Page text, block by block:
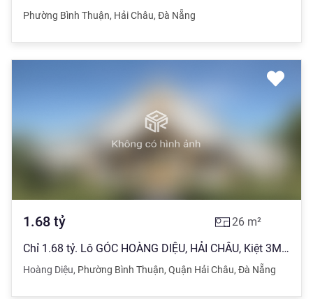
Phường Bình Thuận, Hải Châu, Đà Nẵng
1.68 tỷ 26 m²
Chỉ 1.68 tỷ. Lô GÓC HOÀNG DIỆU, HẢI CHÂU, Kiệt 3M. 5P Ra CẦU RỒNG.
Hoàng Diệu, Phường Bình Thuận, Quận Hải Châu, Đà Nẵng